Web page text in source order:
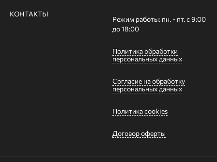
КОНТАКТЫ
Режим работы: пн. - пт. с 9:00
до 18:00
Политика обработки
персональных данных
Согласие на обработку
персональных данных
Политика cookies
Договор оферты